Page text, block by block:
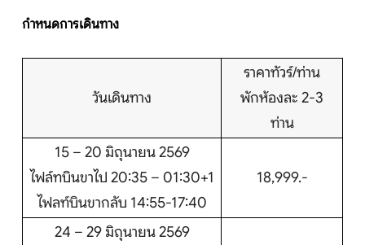
กำหนดการเดินทาง
วันเดินทาง
ราคาทัวร์/ท่าน
พักห้องละ 2-3
ท่าน
15 – 20 มิถุนายน 2569
ไฟล์ทบินขาไป 20:35 – 01:30+1
ไฟลท์บินขากลับ 14:55-17:40
18,999.-
24 – 29 มิถุนายน 2569